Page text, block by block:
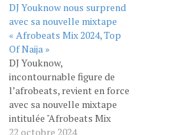
DJ Youknow nous surprend
avec sa nouvelle mixtape
« Afrobeats Mix 2024, Top
Of Naija »
DJ Youknow,
incontournable figure de
l’afrobeats, revient en force
avec sa nouvelle mixtape
intitulée "Afrobeats Mix
2024, Top Of Naija", lancée
22 octobre 2024